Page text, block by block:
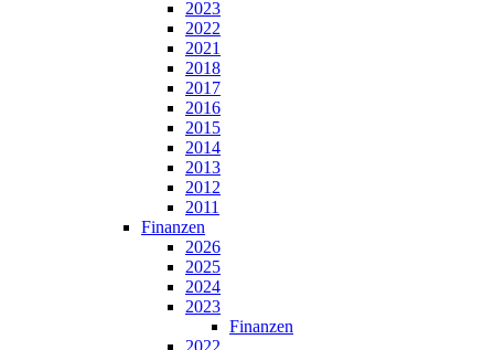
2023
2022
2021
2018
2017
2016
2015
2014
2013
2012
2011
Finanzen
2026
2025
2024
2023
Finanzen
2022